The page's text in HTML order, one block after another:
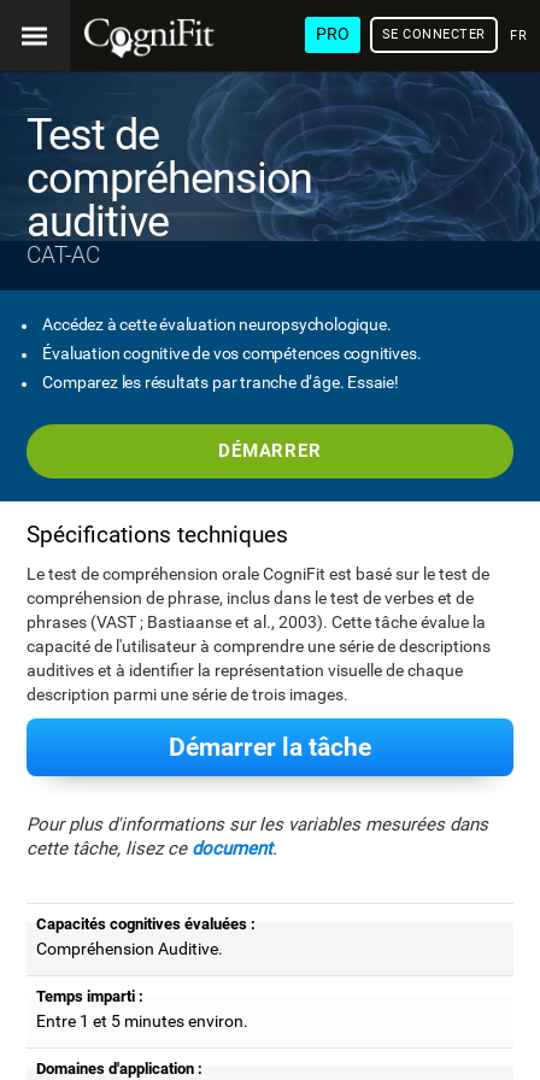
PRO SE CONNECTER
Test de
compréhension
auditive
CAT-AC
Accédez à cette évaluation neuropsychologique.
Évaluation cognitive de vos compétences cognitives.
Comparez les résultats par tranche d’âge. Essaie!
DÉMARRER
Spécifications techniques
Le test de compréhension orale CogniFit est basé sur le test de
compréhension de phrase, inclus dans le test de verbes et de
phrases (VAST ; Bastiaanse et al., 2003). Cette tâche évalue la
capacité de l'utilisateur à comprendre une série de descriptions
auditives et à identifier la représentation visuelle de chaque
description parmi une série de trois images.
Démarrer la tâche
Pour plus d'informations sur les variables mesurées dans
cette tâche, lisez ce document.
Capacités cognitives évaluées :
Compréhension Auditive.
Temps imparti :
Entre 1 et 5 minutes environ.
Domaines d'application :